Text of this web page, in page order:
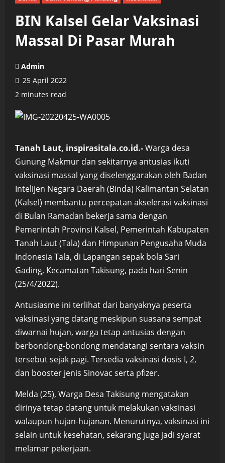
BIN Kalsel Gelar Vaksinasi
Massal Di Pasar Murah
Admin
25 April 2022
2 minutes read
Tanah Laut, inspirasitala.co.id.-Warga desa
Gunung Makmur dan sekitarnya antusias ikuti
vaksinasi massal yang diselenggarakan oleh Badan
Intelijen Negara Daerah (Binda) Kalimantan Selatan
(Kalsel) membantu percepatan akselerasi vaksinasi
di Bulan Ramadan bekerja sama dengan
Pemerintah Provinsi Kalsel, Pemerintah Kabupaten
Tanah Laut (Tala) dan Himpunan Pengusaha Muda
Indonesia Tala, di Lapangan sepak bola Sari
Gading, Kecamatan Takisung, pada hari Senin
(25/4/2022).
Antusiasme ini terlihat dari banyaknya peserta
vaksinasi yang datang meskipun suasana sempat
diwarnai hujan, warga tetap antusias dengan
berbondong-bondong mendatangi sentara vaksin
tersebut sejak pagi. Tersedia vaksinasi dosis I, 2,
dan booster jenis Sinovac serta pfizer.
Melda (25), Warga Desa Takisung mengatakan
dirinya tetap datang untuk melakukan vaksinasi
walaupun hujan-hujanan. Menurutnya, vaksinasi ini
selain untuk kesehatan, sekarang juga jadi syarat
melamar pekerjaan.